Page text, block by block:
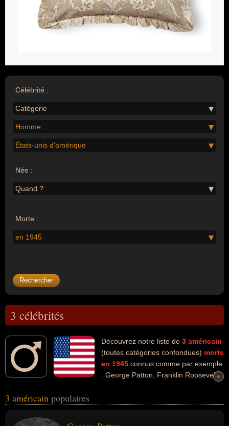
Célébrité :
Catégorie
Homme
États-unis d'amérique
Née :
Quand ?
Morte :
en 1945
3 célébrités
Découvrez notre liste de 3 américain
(toutes catégories confondues) morts
en 1945 connus comme par exemple
: George Patton, Franklin Roosevelt,
des liens variés dans les domaines de la guerre, de l'histoire, de la
été général, militaire, homme d'état, président ou médium.
+
+
3 américain populaires